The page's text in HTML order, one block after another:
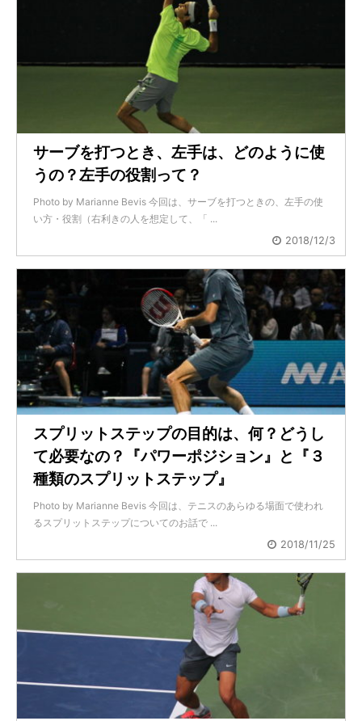
サーブを打つとき、左手は、どのように使
うの？左手の役割って？
Photo by Marianne Bevis 今回は、サーブを打つときの、左手の使
い方・役割（右利きの人を想定して、「 ...
2018/12/3
スプリットステップの目的は、何？どうし
て必要なの？『パワーポジション』と『３
種類のスプリットステップ』
Photo by Marianne Bevis 今回は、テニスのあらゆる場面で使われ
るスプリットステップについてのお話で ...
2018/11/25